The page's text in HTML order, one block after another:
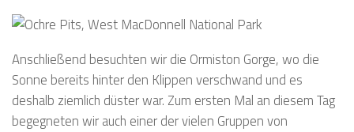
Anschließend besuchten wir die Ormiston Gorge, wo die
Sonne bereits hinter den Klippen verschwand und es
deshalb ziemlich düster war. Zum ersten Mal an diesem Tag
begegneten wir auch einer der vielen Gruppen von